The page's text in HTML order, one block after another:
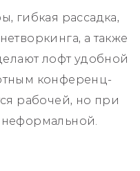
гибкая рассадка,
а также
лофт удобной
конференц-
рабочей, но при